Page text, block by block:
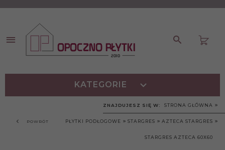
KATEGORIE
POWRÓT
ZNAJDUJESZ SIĘ W: STRONA GŁÓWNA
PŁYTKI PODŁOGOWE STARGRES AZTECA STARGRES
STARGRES AZTECA 60X60